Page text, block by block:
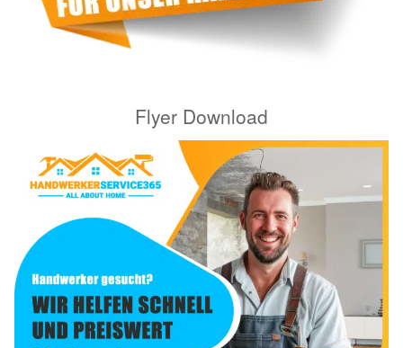
Flyer Download